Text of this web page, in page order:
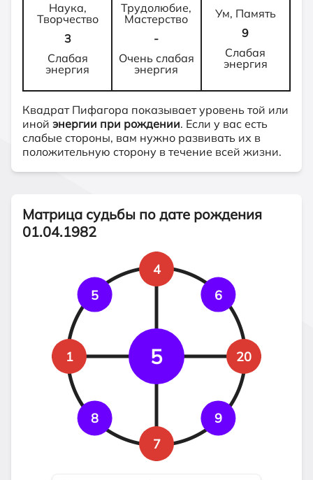
Наука,
Творчество
3
Слабая
энергия
Трудолюбие,
Мастерство
-
Очень слабая
энергия
Ум, Память
9
Слабая
энергия
Квадрат Пифагора показывает уровень той или
иной энергии при рождении. Если у вас есть
слабые стороны, вам нужно развивать их в
положительную сторону в течение всей жизни.
Матрица судьбы по дате рождения
01.04.1982
1
4
20
7
5 6
9
8
5